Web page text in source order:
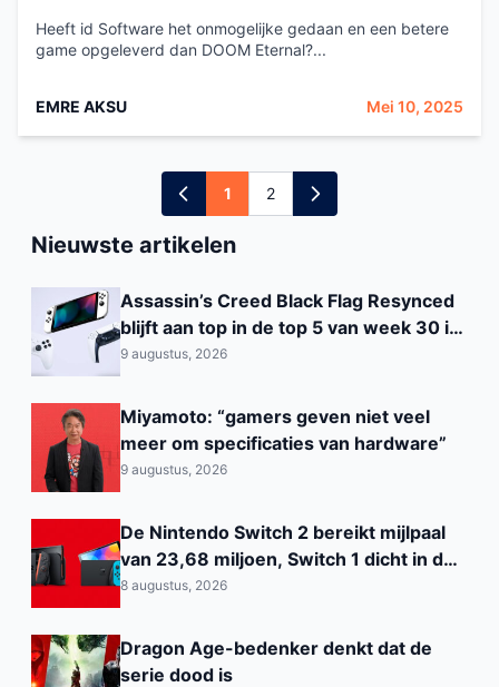
Heeft id Software het onmogelijke gedaan en een betere
game opgeleverd dan DOOM Eternal?...
EMRE AKSU Mei 10, 2025
1 2
Nieuwste artikelen
Assassin’s Creed Black Flag Resynced
blijft aan top in de top 5 van week 30 in
België
9 augustus, 2026
Miyamoto: “gamers geven niet veel
meer om specificaties van hardware”
9 augustus, 2026
De Nintendo Switch 2 bereikt mijlpaal
van 23,68 miljoen, Switch 1 dicht in de
buurt van de PS2
8 augustus, 2026
Dragon Age-bedenker denkt dat de
serie dood is